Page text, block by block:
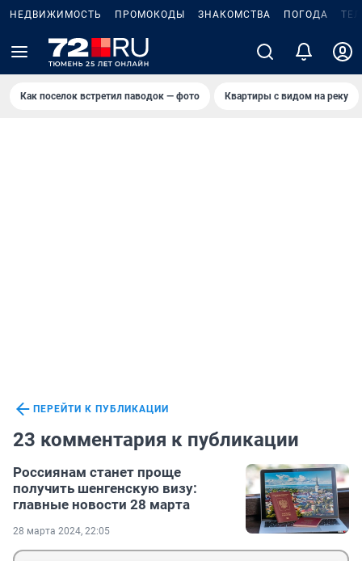
НЕДВИЖИМОСТЬ ПРОМОКОДЫ ЗНАКОМСТВА ПОГОДА
Как поселок встретил паводок — фото Квартиры с видом на реку
ПЕРЕЙТИ К ПУБЛИКАЦИИ
23 комментария к публикации
Россиянам станет проще
получить шенгенскую визу:
главные новости 28 марта
28 марта 2024, 22:05